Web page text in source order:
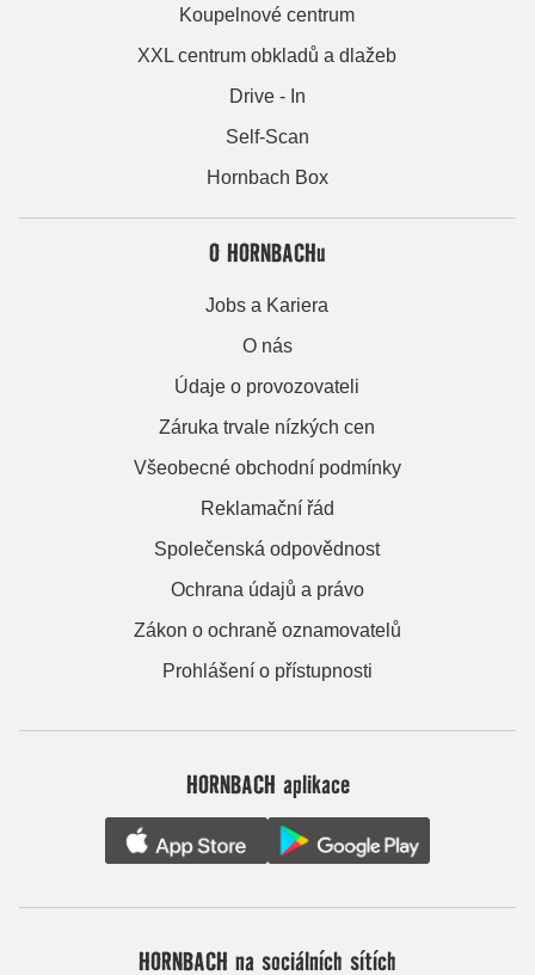
Koupelnové centrum
XXL centrum obkladů a dlažeb
Drive - In
Self-Scan
Hornbach Box
O HORNBACHu
Jobs a Kariera
O nás
Údaje o provozovateli
Záruka trvale nízkých cen
Všeobecné obchodní podmínky
Reklamační řád
Společenská odpovědnost
Ochrana údajů a právo
Zákon o ochraně oznamovatelů
Prohlášení o přístupnosti
HORNBACH aplikace
HORNBACH na sociálních sítích